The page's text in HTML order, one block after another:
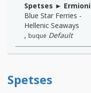
Spetses ► Ermioni
Blue Star Ferries -
Hellenic Seaways
, buque Default
Spetses